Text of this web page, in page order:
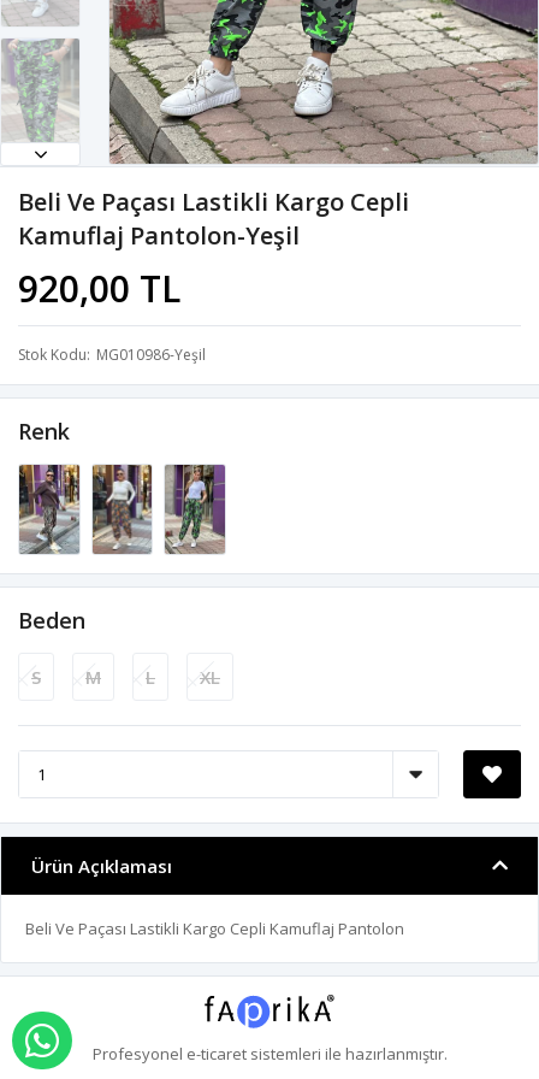
Beli Ve Paçası Lastikli Kargo Cepli
Kamuflaj Pantolon-Yeşil
920,00 TL
Stok Kodu MG010986-Yeşil
Renk
Beden
S M L XL
Ürün Açıklaması
Beli Ve Paçası Lastikli Kargo Cepli Kamuflaj Pantolon
Profesyonel e-ticaretsistemleri ile hazırlanmıştır.